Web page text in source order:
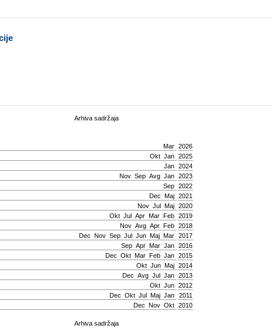
Arhiva sadržaja
Mar 2026
Okt Jan 2025
Jan 2024
Nov Sep Avg Jan 2023
Sep 2022
Dec Мај 2021
Nov Јul Мај 2020
Okt Јul Apr Mar Feb 2019
Nov Avg Apr Feb 2018
Dec Nov Sep Јul Јun Мај Mar 2017
Sep Apr Mar Jan 2016
Dec Okt Mar Feb Jan 2015
Okt Јun Мај 2014
Dec Avg Јul Jan 2013
Okt Јun 2012
Dec Okt Јul Мај Jan
2011
Dec Nov Okt 2010
Arhiva sadržaja